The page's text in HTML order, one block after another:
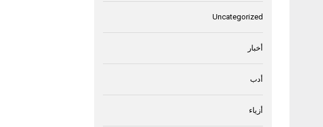
Uncategorized
أخبار
أدب
أزياء